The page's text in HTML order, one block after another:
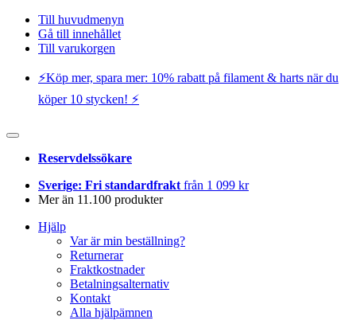
Till huvudmenyn
Gå till innehållet
Till varukorgen
⚡️Köp mer, spara mer: 10% rabatt på filament & harts när du
köper 10 stycken! ⚡️
Reservdelssökare
Sverige: Fri standardfrakt från 1 099 kr
Mer än 11.100 produkter
Hjälp
Var är min beställning?
Returnerar
Fraktkostnader
Betalningsalternativ
Kontakt
Alla hjälpämnen